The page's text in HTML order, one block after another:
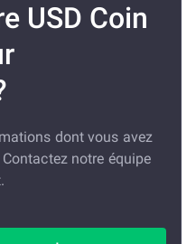
USD Coin
dont vous avez
notre équipe